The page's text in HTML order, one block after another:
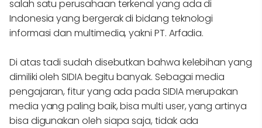
salah satu perusahaan terkenal yang ada di
Indonesia yang bergerak di bidang teknologi
informasi dan multimedia, yakni PT. Arfadia.
Di atas tadi sudah disebutkan bahwa kelebihan yang
dimiliki oleh SIDIA begitu banyak. Sebagai media
pengajaran, fitur yang ada pada SIDIA merupakan
media yang paling baik, bisa multi user, yang artinya
bisa digunakan oleh siapa saja, tidak ada